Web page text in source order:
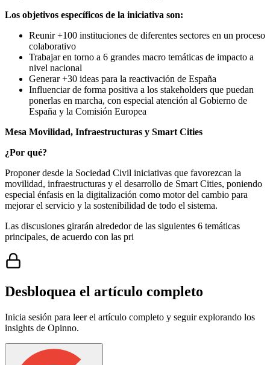
Los objetivos específicos de la iniciativa son:
Reunir +100 instituciones de diferentes sectores en un proceso
colaborativo
Trabajar en torno a 6 grandes macro temáticas de impacto a
nivel nacional
Generar +30 ideas para la reactivación de España
Influenciar de forma positiva a los stakeholders que puedan
ponerlas en marcha, con especial atención al Gobierno de
España y la Comisión Europea
Mesa Movilidad, Infraestructuras y Smart Cities
¿Por qué?
Proponer desde la Sociedad Civil iniciativas que favorezcan la
movilidad, infraestructuras y el desarrollo de Smart Cities, poniendo
especial énfasis en la digitalización como motor del cambio para
mejorar el servicio y la sostenibilidad de todo el sistema.
Las discusiones girarán alrededor de las siguientes 6 temáticas
principales, de acuerdo con las pri
Desbloquea el artículo completo
Inicia sesión para leer el artículo completo y seguir explorando los
insights de Opinno.